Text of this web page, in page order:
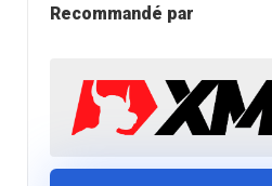
Recommandé par